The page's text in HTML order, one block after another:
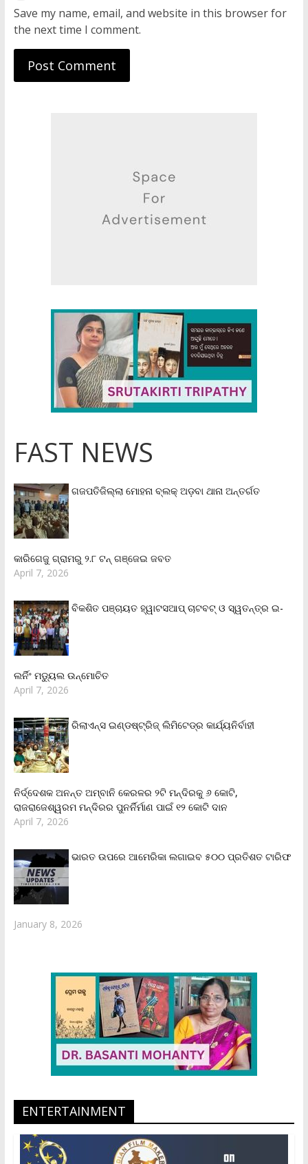
Save my name, email, and website in this browser for
the next time I comment.
FAST NEWS
ଗଜପତିଜିଲ୍ଲା ମୋହନା ବ୍ଲକ୍‌ ଅଡ଼ବା ଥାନା ଅନ୍ତର୍ଗତ
କାରିଗେଜୁ ଗ୍ରାମରୁ ୨.୮ ଟନ୍ ଗଞ୍ଜେଇ ଜବତ
April 7, 2026
ବିକଶିତ ପଞ୍ଚାୟତ ହ୍ୱାଟସଆପ୍ ଚାଟବଟ୍ ଓ ସ୍ୱତନ୍ତ୍ର ଇ-
ଲର୍ନିଂ ମଡ୍ୟୁଲ ଉନ୍ମୋଚିତ
April 7, 2026
ରିଲାଏନ୍‌ସ ଇଣ୍ଡଷ୍ଟ୍ରିଜ୍ ଲିମିଟେଡ୍‌ର କାର୍ଯ୍ୟନିର୍ବାହୀ
ନିର୍ଦ୍ଦେଶକ ଅନନ୍ତ ଅମ୍ବାନି କେରଳର ୨ଟି ମନ୍ଦିରକୁ ୬ କୋଟି,
ରାଜରାଜେଶ୍ୱରମ ମନ୍ଦିରର ପୁନର୍ନିର୍ମାଣ ପାଇଁ ୧୨ କୋଟି ଦାନ
April 7, 2026
ଭାରତ ଉପରେ ଆମେରିକା ଲଗାଇବ ୫୦୦ ପ୍ରତିଶତ ଟାରିଫ
January 8, 2026
ENTERTAINMENT